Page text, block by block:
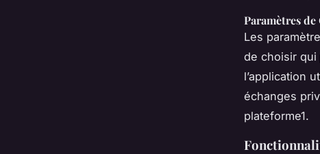
Paramètres
Les
de choisir qui
l’application
échanges
plateforme1.